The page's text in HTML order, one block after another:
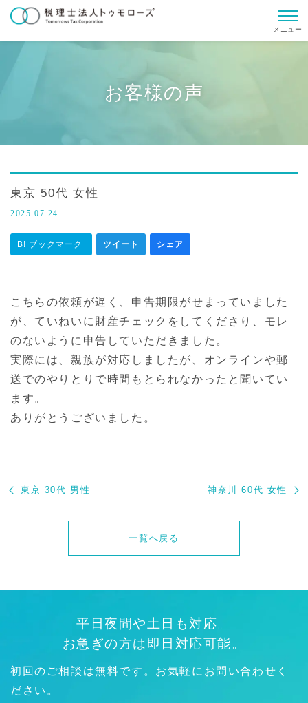
メニュー
お客様の声
東京 50代 女性
2025.07.24
B! ブックマーク ツイート シェア
こちらの依頼が遅く、申告期限がせまっていました
が、ていねいに財産チェックをしてくださり、モレ
のないように申告していただきました。
実際には、親族が対応しましたが、オンラインや郵
送でのやりとりで時間もとられなかったと聞いてい
ます。
ありがとうございました。
東京 30代 男性
一覧へ戻る
神奈川 60代 女性
平日夜間や土日も対応。
お急ぎの方は即日対応可能。
初回のご相談は無料です。お気軽にお問い合わせく
ださい。